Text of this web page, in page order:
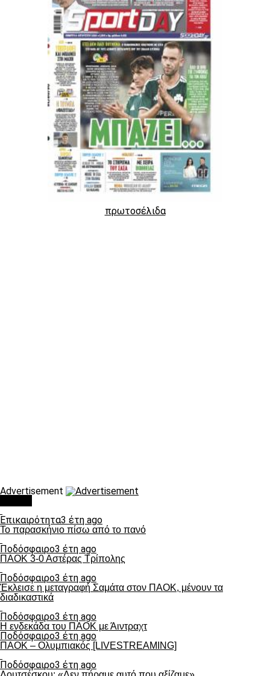
πρωτοσέλιδα
Advertisement
Επικαιρότητα3 έτη ago
Το παρασκήνιο πίσω από το πανό
Ποδόσφαιρο3 έτη ago
ΠΑΟΚ 3-0 Αστέρας Τρίπολης
Ποδόσφαιρο3 έτη ago
Έκλεισε η μεταγραφή Σαμάτα στον ΠΑΟΚ, μένουν τα
διαδικαστικά
Ποδόσφαιρο3 έτη ago
Η ενδεκάδα του ΠΑΟΚ με Άιντραχτ
Ποδόσφαιρο3 έτη ago
ΠΑΟΚ – Ολυμπιακός [LIVESTREAMING]
Ποδόσφαιρο3 έτη ago